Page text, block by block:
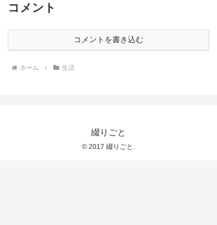
コメント
コメントを書き込む
ホーム 生活
綴りごと
© 2017 綴りごと.